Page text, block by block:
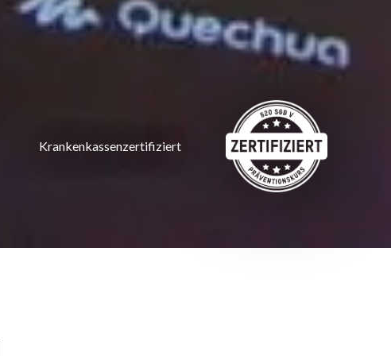
Krankenkassenzertifiziert